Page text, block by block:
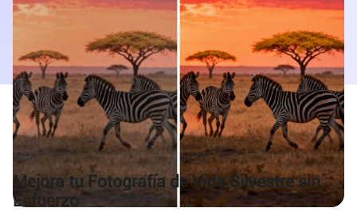
Mejora tu Fotografía de Vida Silvestre sin
Esfuerzo